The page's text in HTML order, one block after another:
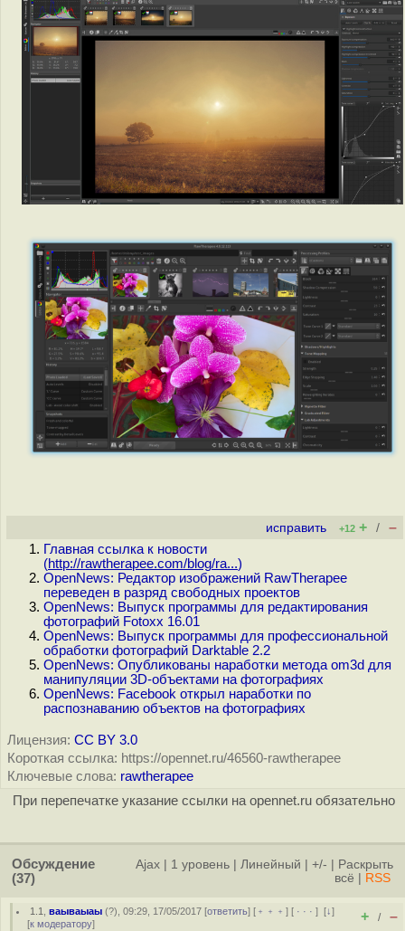
исправить +12 + / –
Главная ссылка к новости
(http://rawtherapee.com/blog/ra...)
OpenNews: Редактор изображений RawTherapee
переведен в разряд свободных проектов
OpenNews: Выпуск программы для редактирования
фотографий Fotoxx 16.01
OpenNews: Выпуск программы для профессиональной
обработки фотографий Darktable 2.2
OpenNews: Опубликованы наработки метода om3d для
манипуляции 3D-объектами на фотографиях
OpenNews: Facebook открыл наработки по
распознаванию объектов на фотографиях
Лицензия: CC BY 3.0
Короткая ссылка: https://opennet.ru/46560-rawtherapee
Ключевые слова: rawtherapee
При перепечатке указание ссылки на opennet.ru обязательно
Обсуждение
(37)
Ajax 1 уровень Линейный +/-
Раскрыть
всё
RSS
1.1 ,ваываыаы (?), 09:29, 17/05/2017 [ответить] [ ﹢﹢﹢] [ · · ·][↓]
[к модератору] + / –